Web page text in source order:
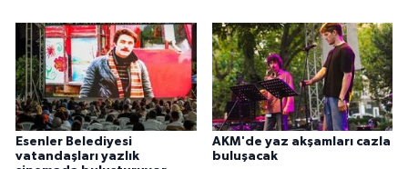
Esenler Belediyesi
vatandaşları yazlık
AKM'de yaz akşamları cazla
buluşacak